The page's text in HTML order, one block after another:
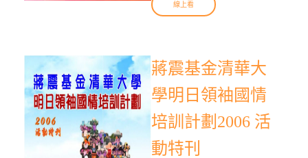
線上看
蔣震基金清華大
學明日領袖國情
培訓計劃2006 活
動特刊